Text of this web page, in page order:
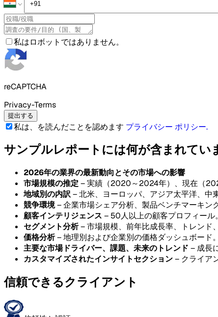
私はロボットではありません。
reCAPTCHA
Privacy-Terms
提出する
私は、を読んだことを認めます プライバシー ポリシー.
サンプルレポートには何が含まれてい
2026年の業界の最新動向とその市場への影響
市場規模の推定– 実績（2020～2024年）、現在（
地域別の内訳– 北米、ヨーロッパ、アジア太平洋、中
競争環境– 企業市場シェア分析、製品ベンチマーキン
顧客インテリジェンス – 50人以上の顧客プロフィール。
セグメント分析– 市場規模、前年比成長率、トレンド
価格分析– 地理別および企業別の価格ダッシュボード。
主要な市場ドライバー、課題、未来のトレンド – 成長
カスタマイズされたインサイトセクション– クライア
信頼できるクライアント